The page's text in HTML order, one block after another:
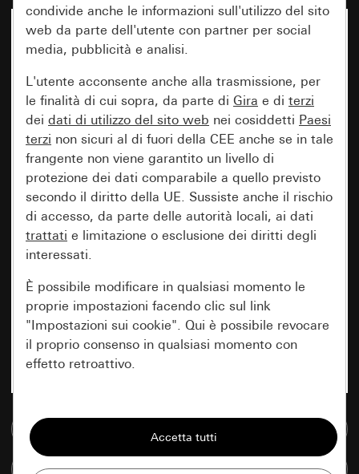
Confronta articoli
condivide anche le informazioni sull'utilizzo del sito
web da parte dell'utente con partner per social
media, pubblicità e analisi.
L'utente acconsente anche alla trasmissione, per
le finalità di cui sopra, da parte di Gira e di terzi
dei dati di utilizzo del sito web nei cosiddetti Paesi
terzi non sicuri al di fuori della CEE anche se in tale
frangente non viene garantito un livello di
protezione dei dati comparabile a quello previsto
secondo il diritto della UE. Sussiste anche il rischio
di accesso, da parte delle autorità locali, ai dati
trattati e limitazione o esclusione dei diritti degli
interessati.
È possibile modificare in qualsiasi momento le
proprie impostazioni facendo clic sul link
"Impostazioni sui cookie". Qui è possibile revocare
il proprio consenso in qualsiasi momento con
effetto retroattivo.
Tutti i cookie necessari per poter mostrare la
pagina.